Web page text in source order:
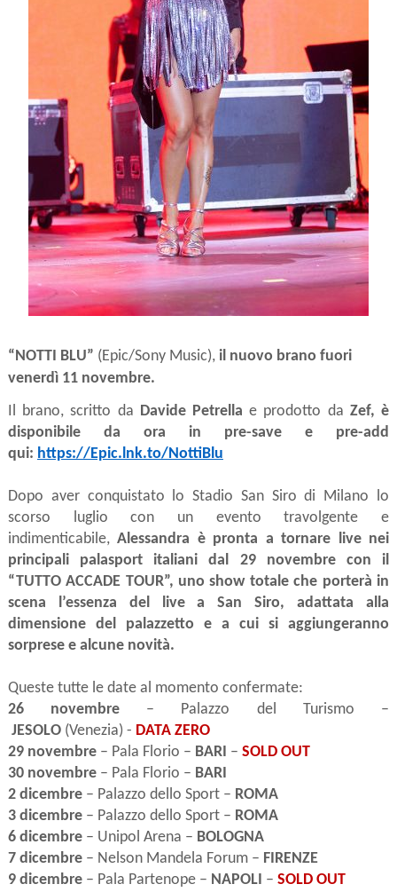
“NOTTI BLU” (Epic/Sony Music), il nuovo brano fuori
venerdì 11 novembre.
Il brano, scritto da Davide Petrella e prodotto da Zef, è
disponibile da ora in pre-save e pre-add
qui: https://Epic.lnk.to/NottiBlu
Dopo aver conquistato lo Stadio San Siro di Milano lo
scorso luglio con un evento travolgente e
indimenticabile,Alessandra è pronta a tornare live nei
principali palasport italiani dal 29 novembre con il
“TUTTO ACCADE TOUR”, uno show totale che porterà in
scena l’essenza del live a San Siro, adattata alla
dimensione del palazzetto e a cui si aggiungeranno
sorprese e alcune novità.
Queste tutte le date al momento confermate:
26 novembre – Palazzo del Turismo –
JESOLO (Venezia) - DATA ZERO
29 novembre– Pala Florio – BARI – SOLD OUT
30 novembre – Pala Florio – BARI
2 dicembre– Palazzo dello Sport – ROMA
3 dicembre – Palazzo dello Sport – ROMA
6 dicembre– Unipol Arena – BOLOGNA
7 dicembre– Nelson Mandela Forum – FIRENZE
9 dicembre– Pala Partenope – NAPOLI – SOLD OUT